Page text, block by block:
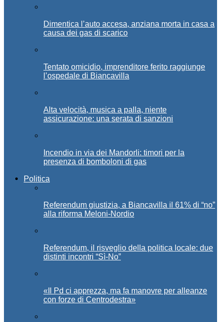
Dimentica l’auto accesa, anziana morta in casa a
causa dei gas di scarico
Tentato omicidio, imprenditore ferito raggiunge
l’ospedale di Biancavilla
Alta velocità, musica a palla, niente
assicurazione: una serata di sanzioni
Incendio in via dei Mandorli: timori per la
presenza di bomboloni di gas
Politica
Referendum giustizia, a Biancavilla il 61% di “no”
alla riforma Meloni-Nordio
Referendum, il risveglio della politica locale: due
distinti incontri “Sì-No”
«Il Pd ci apprezza, ma fa manovre per alleanze
con forze di Centrodestra»